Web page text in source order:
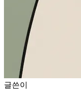
글쓴이